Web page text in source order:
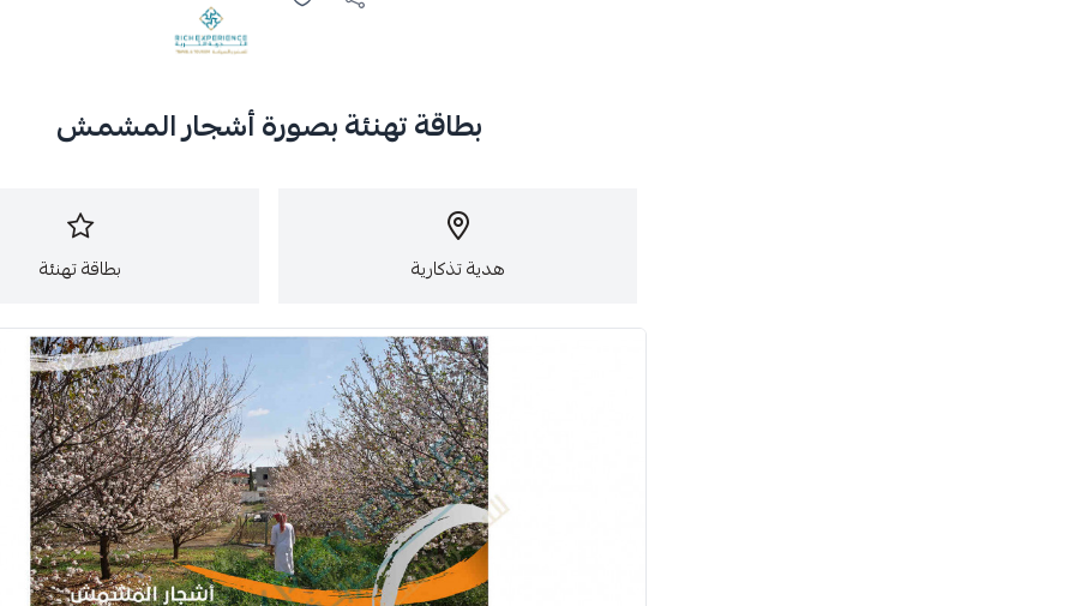
بطاقة تهنئة بصورة أشجار المشمش
هدية تذكارية بطاقة تهنئة